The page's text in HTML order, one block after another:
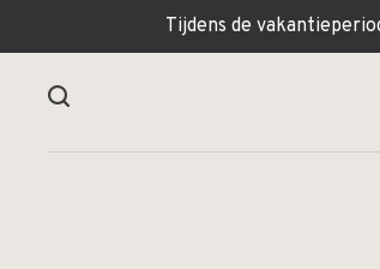
Tijdens de